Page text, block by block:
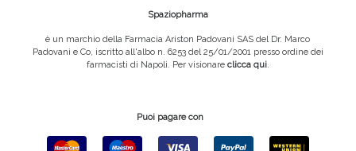
Spaziopharma
è un marchio della Farmacia Ariston Padovani SAS del Dr. Marco
Padovani e Co, iscritto all'albo n. 6253 del 25/01/2001 presso ordine dei
farmacisti di Napoli. Per visionare clicca qui.
Puoi pagare con